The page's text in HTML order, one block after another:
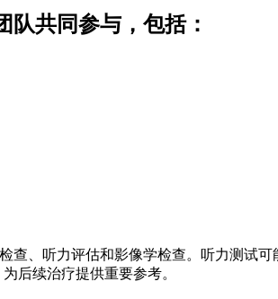
队共同参与，包括：
查、听力评估和影像学检查。听力测试
后续治疗提供重要参考。